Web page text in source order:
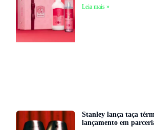
Leia mais »
Stanley lança taça
lançamento em